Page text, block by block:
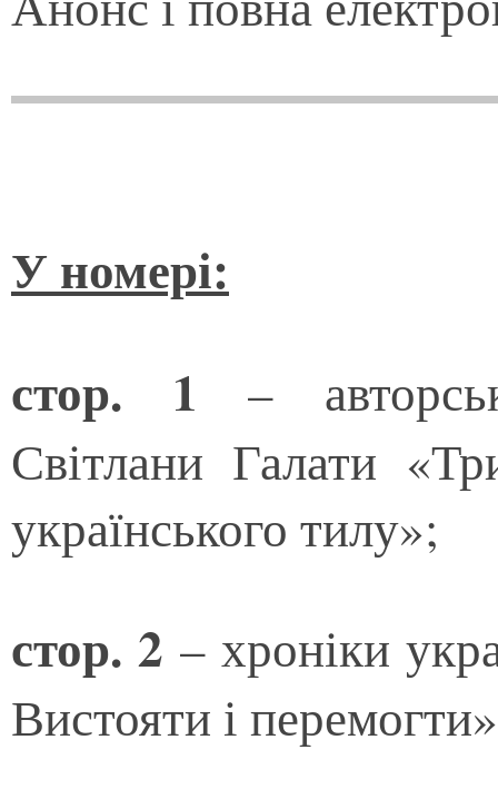
У номері:
стор. 1 –
Світлани Галати
українського тилу»;
стор. 2 – хроніки
Вистояти і